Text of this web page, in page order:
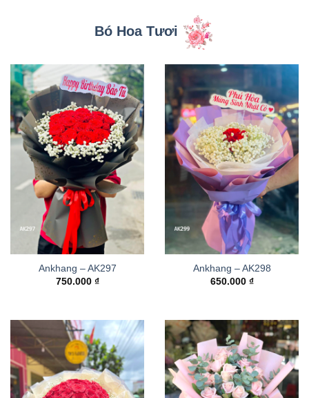
Bó Hoa Tươi
Ankhang – AK297
750.000 ₫
Ankhang – AK298
650.000 ₫